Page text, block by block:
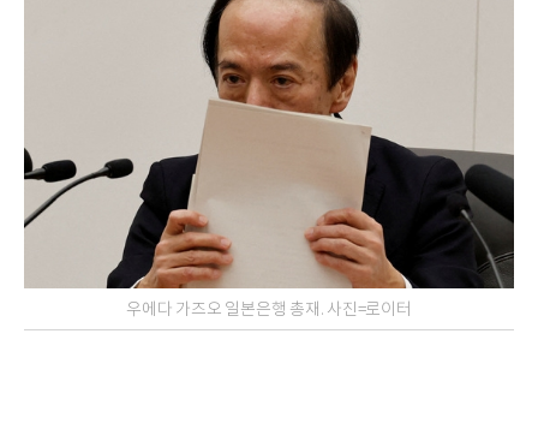
우에다 가즈오 일본은행 총재. 사진=로이터